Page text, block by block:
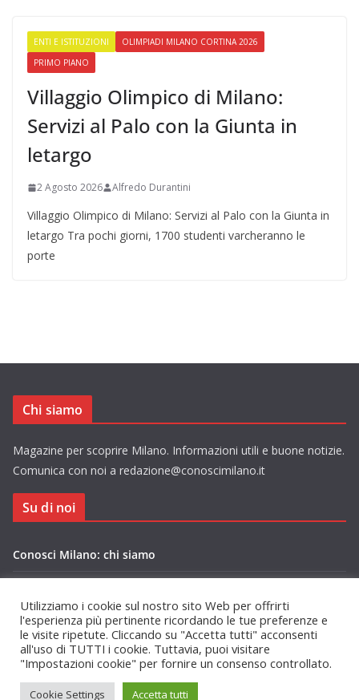
ENTI E ISTITUZIONI
OLIMPIADI MILANO CORTINA 2026
PRIMO PIANO
Villaggio Olimpico di Milano:
Servizi al Palo con la Giunta in
letargo
2 Agosto 2026 Alfredo Durantini
Villaggio Olimpico di Milano: Servizi al Palo con la Giunta in
letargo Tra pochi giorni, 1700 studenti varcheranno le
porte
Chi siamo
Magazine per scoprire Milano. Informazioni utili e buone notizie.
Comunica con noi a redazione@conoscimilano.it
Su di noi
Conosci Milano: chi siamo
Copyright © 2026Conosci Milano
Utilizziamo i cookie sul nostro sito Web per offrirti
l'esperienza più pertinente ricordando le tue preferenze e
le visite ripetute. Cliccando su "Accetta tutti" acconsenti
all'uso di TUTTI i cookie. Tuttavia, puoi visitare
"Impostazioni cookie" per fornire un consenso controllato.
Cookie Settings Accetta tutti